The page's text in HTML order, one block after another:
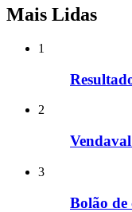
Mais Lidas
1
2
3
Bolão de